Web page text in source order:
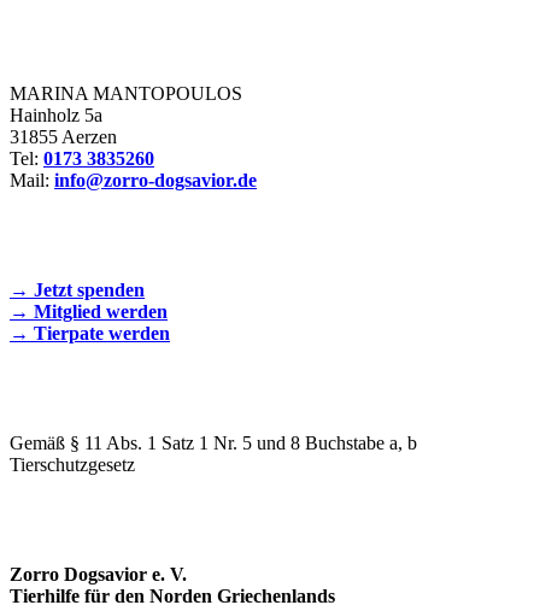
MARINA MANTOPOULOS
Hainholz 5a
31855 Aerzen
Tel: 0173 3835260
Mail: info@zorro-dogsavior.de
→ Jetzt spenden
→ Mitglied werden
→ Tierpate werden
Gemäß § 11 Abs. 1 Satz 1 Nr. 5 und 8 Buchstabe a, b
Tierschutzgesetz
Zorro Dogsavior e. V.
Tierhilfe für den Norden Griechenlands